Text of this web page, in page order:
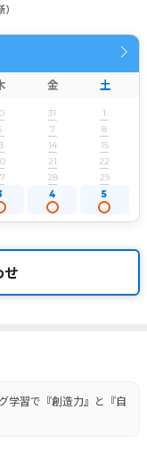
金 土
31
1
7
8
14
15
21
22
28
29
4 5
せ
学習で『創造力』と『自